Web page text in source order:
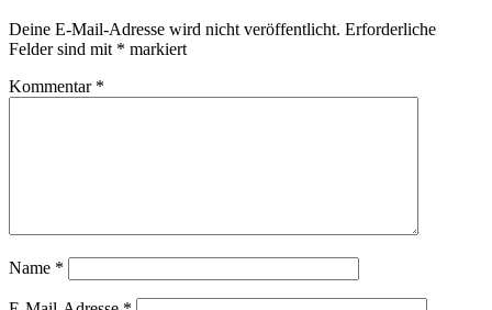
Deine E-Mail-Adresse wird nicht veröffentlicht. Erforderliche
Felder sind mit * markiert
Kommentar *
Name *